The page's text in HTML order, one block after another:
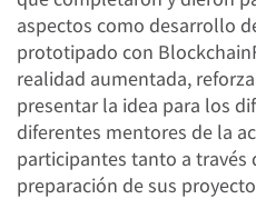
aspectos como desarrollo
prototipado con
realidad aumentada,
presentar la idea para los
diferentes mentores de la
participantes tanto a través
preparación de sus